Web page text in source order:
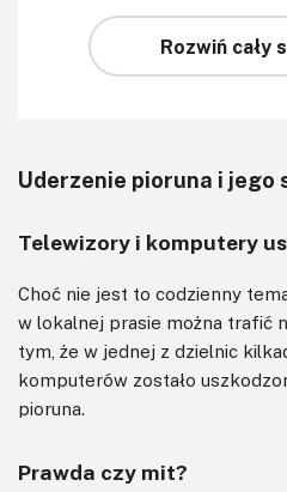
Rozwiń cały
Uderzenie pioruna i jego
Telewizory i komputery
Choć nie jest to codzienny
w lokalnej prasie można trafić
tym, że w jednej z dzielnic
komputerów zostało
pioruna.
Prawda czy mit?